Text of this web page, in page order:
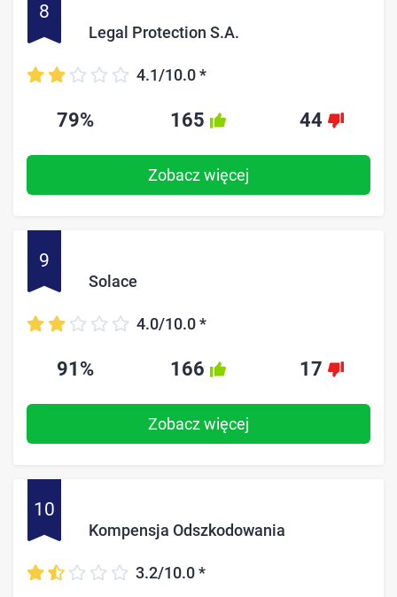
8
Legal Protection S.A.
4.1/10.0*
79% 165 44
Zobacz więcej
9
Solace
4.0/10.0*
91% 166 17
Zobacz więcej
10
Kompensja Odszkodowania
3.2/10.0*